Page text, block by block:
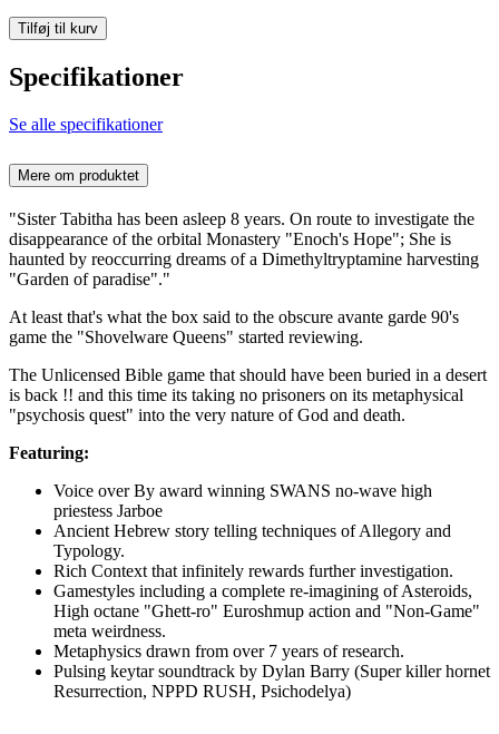
Tilføj til kurv
Specifikationer
Se alle specifikationer
Mere om produktet
"Sister Tabitha has been asleep 8 years. On route to investigate the
disappearance of the orbital Monastery "Enoch's Hope"; She is
haunted by reoccurring dreams of a Dimethyltryptamine harvesting
"Garden of paradise"."
At least that's what the box said to the obscure avante garde 90's
game the "Shovelware Queens" started reviewing.
The Unlicensed Bible game that should have been buried in a desert
is back !! and this time its taking no prisoners on its metaphysical
"psychosis quest" into the very nature of God and death.
Featuring:
Voice over By award winning SWANS no-wave high
priestess Jarboe
Ancient Hebrew story telling techniques of Allegory and
Typology.
Rich Context that infinitely rewards further investigation.
Gamestyles including a complete re-imagining of Asteroids,
High octane "Ghett-ro" Euroshmup action and "Non-Game"
meta weirdness.
Metaphysics drawn from over 7 years of research.
Pulsing keytar soundtrack by Dylan Barry (Super killer hornet
Resurrection, NPPD RUSH, Psichodelya)